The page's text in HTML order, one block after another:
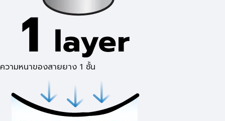
ความหนาของสายยาง 1 ชั้น